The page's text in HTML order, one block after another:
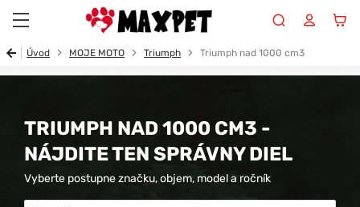
Úvod MOJE MOTO Triumph Triumph nad 1000 cm3
TRIUMPH NAD 1000 CM3 -
NÁJDITE TEN SPRÁVNY DIEL
Vyberte postupne značku, objem, model a ročník